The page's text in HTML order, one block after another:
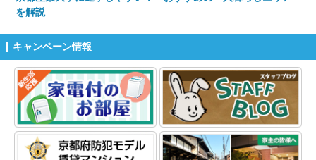
を解説
キャンペーン情報